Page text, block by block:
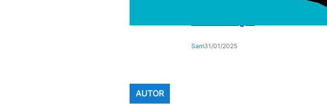
Sam31/01/2025
AUTOR